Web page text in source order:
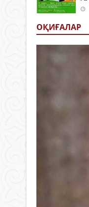
ОҚИҒАЛАР